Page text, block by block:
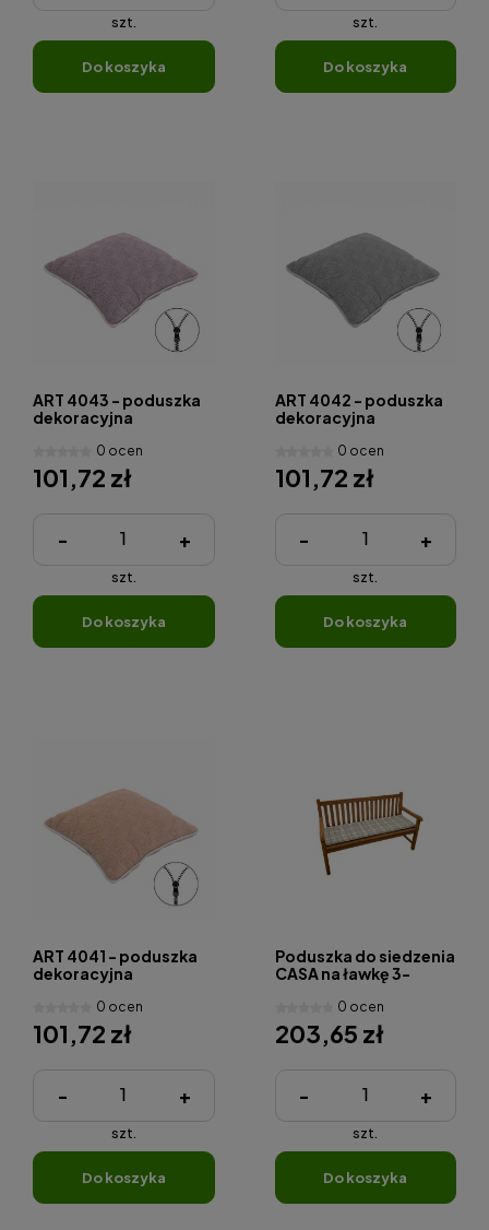
szt.
do koszyka
szt.
do koszyka
ART 4043 - poduszka
dekoracyjna
0 ocen
101,72 zł
- +
szt.
do koszyka
ART 4042 - poduszka
dekoracyjna
0 ocen
101,72 zł
- +
szt.
do koszyka
ART 4041 - poduszka
dekoracyjna
0 ocen
101,72 zł
- +
szt.
do koszyka
Poduszka do siedzenia
CASA na ławkę 3-
0 ocen
203,65 zł
- +
szt.
do koszyka